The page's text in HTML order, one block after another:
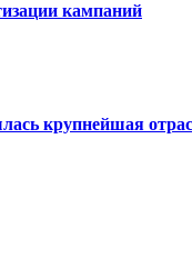
кампаний
крупнейшая